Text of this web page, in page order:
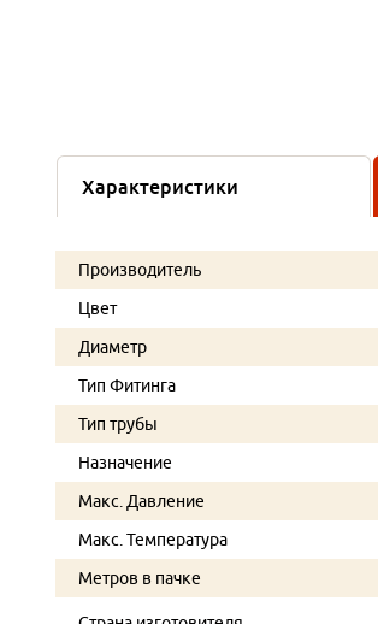
Характеристики
Производитель
Цвет
Диаметр
Тип Фитинга
Тип трубы
Назначение
Макс. Давление
Макс. Температура
Метров в пачке